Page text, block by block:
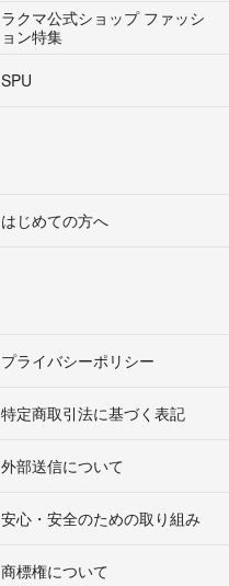
ラクマ公式ショップ ファッシ
ョン特集
SPU
はじめての方へ
プライバシーポリシー
特定商取引法に基づく表記
外部送信について
安心・安全のための取り組み
商標権について